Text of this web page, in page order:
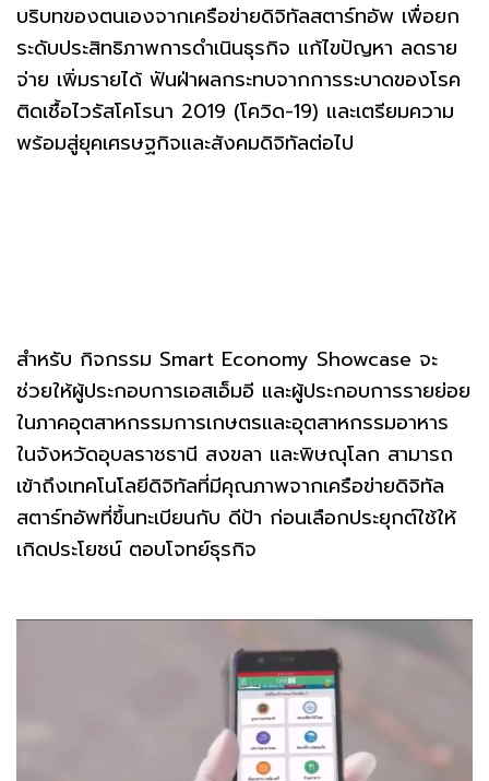
บริบทของตนเองจากเครือข่ายดิจิทัลสตาร์ทอัพ เพื่อยก
ระดับประสิทธิภาพการดำเนินธุรกิจ แก้ไขปัญหา ลดราย
จ่าย เพิ่มรายได้ ฟันฝ่าผลกระทบจากการระบาดของโรค
ติดเชื้อไวรัสโคโรนา 2019 (โควิด-19) และเตรียมความ
พร้อมสู่ยุคเศรษฐกิจและสังคมดิจิทัลต่อไป
สำหรับ กิจกรรม Smart Economy Showcase จะ
ช่วยให้ผู้ประกอบการเอสเอ็มอี และผู้ประกอบการรายย่อย
ในภาคอุตสาหกรรมการเกษตรและอุตสาหกรรมอาหาร
ในจังหวัดอุบลราชธานี สงขลา และพิษณุโลก สามารถ
เข้าถึงเทคโนโลยีดิจิทัลที่มีคุณภาพจากเครือข่ายดิจิทัล
สตาร์ทอัพที่ขึ้นทะเบียนกับ ดีป้า ก่อนเลือกประยุกต์ใช้ให้
เกิดประโยชน์ ตอบโจทย์ธุรกิจ